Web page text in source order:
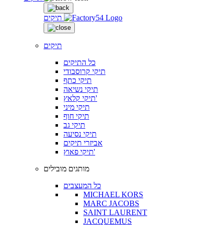
תיקים
תיקים
כל התיקים
תיקי קרוסבודי
תיקי כתף
תיקי נשיאה
תיקי קלאץ'
תיקי מיני
תיקי חוף
תיקי גב
תיקי נסיעה
אביזרי תיקים
תיקי פאוץ'
מותגים מובילים
כל המעצבים
MICHAEL KORS
MARC JACOBS
SAINT LAURENT
JACQUEMUS